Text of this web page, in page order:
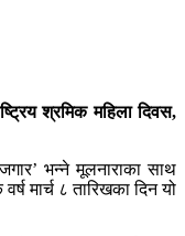
श्रमिक महिला दिवस,
भन्ने मूलनाराका साथ
मार्च ८ तारिखका दिन यो